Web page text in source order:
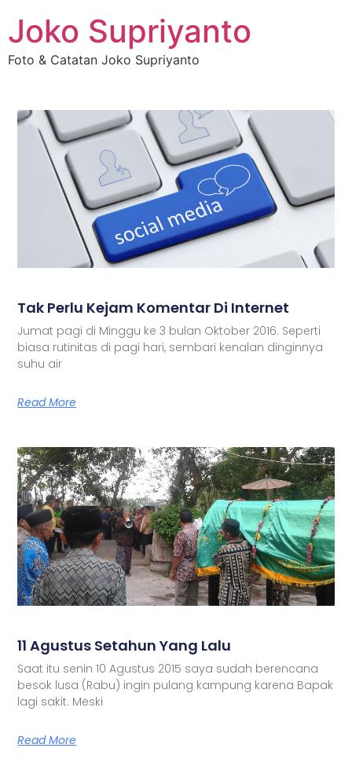
Joko Supriyanto
Foto & Catatan Joko Supriyanto
Tak Perlu Kejam Komentar Di Internet
Jumat pagi di Minggu ke 3 bulan Oktober 2016. Seperti
biasa rutinitas di pagi hari, sembari kenalan dinginnya
suhu air
Read More
11 Agustus Setahun Yang Lalu
Saat itu senin 10 Agustus 2015 saya sudah berencana
besok lusa (Rabu) ingin pulang kampung karena Bapak
lagi sakit. Meski
Read More